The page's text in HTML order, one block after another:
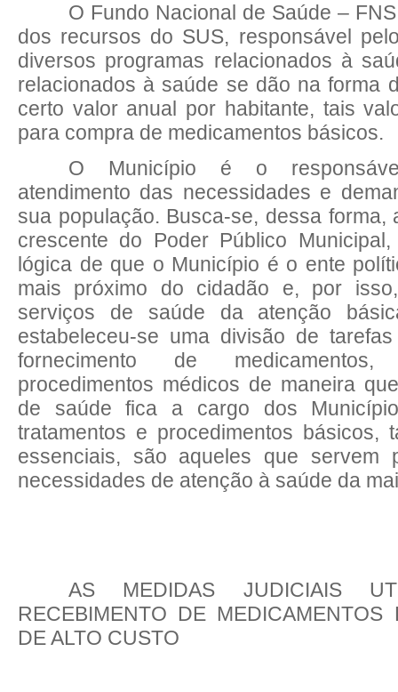
O Fundo Nacional de Saúde –
dos recursos do SUS, responsável
diversos programas relacionados à
relacionados à saúde se dão na forma
certo valor anual por habitante, tais
para compra de medicamentos básicos.
O Município é o
atendimento das necessidades e
sua população. Busca-se, dessa forma,
crescente do Poder Público
lógica de que o Município é o ente
mais próximo do cidadão e, por
serviços de saúde da atenção
estabeleceu-se uma divisão de
fornecimento de
procedimentos médicos de maneira
de saúde fica a cargo dos
tratamentos e procedimentos básicos,
essenciais, são aqueles que servem
necessidades de atenção à saúde da
AS MEDIDAS JUDICIAIS
RECEBIMENTO DE MEDICAMENTOS
DE ALTO CUSTO